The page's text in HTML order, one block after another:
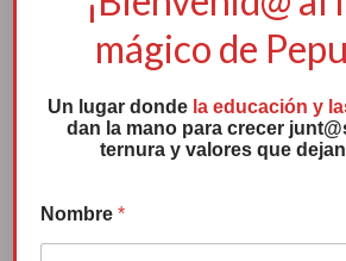
t
mágico de
Un lugar donde la educación y
dan la mano para crecer
ternura y valores que
Nombre*